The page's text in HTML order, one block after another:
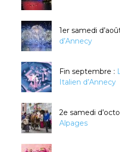
1er samedi
d’Annecy
Fin septembre :
Italien d’Annecy
2e samedi
Alpages